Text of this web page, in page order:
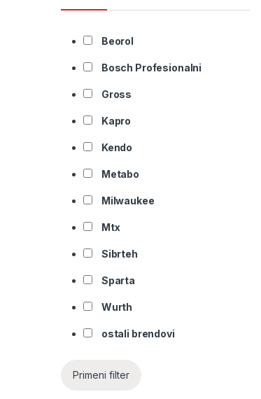
Beorol
Bosch Profesionalni
Gross
Kapro
Kendo
Metabo
Milwaukee
Mtx
Sibrteh
Sparta
Wurth
ostali brendovi
Primeni filter